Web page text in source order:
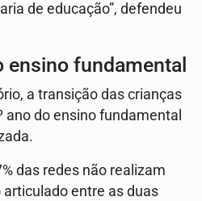
de educação”, defendeu
ensino fundamental
a transição das crianças
ano do ensino fundamental
das redes não realizam
entre as duas